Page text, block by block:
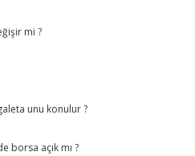
mi ?
unu konulur ?
borsa açık mı ?